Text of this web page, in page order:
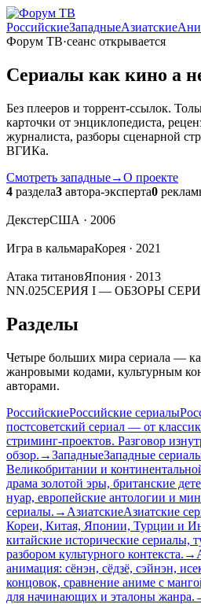
РоссийскиеЗападныеАзиатские
Форум ТВ·сеанс открывается
Сериалы как кино а
Без плееров и торрент-ссылок.
карточки от энциклопедиста,
журналиста, разборы сценарной
ВГИКа.
Смотреть западные→О проекте
4 раздела3 автора-эксперта0
ДекстерСША · 2006
Игра в кальмараКорея · 2021
Атака титановЯпония · 2013
NN.025СЕРИЯ I — ОБЗОРЫ
Разделы
Четыре больших мира сериала —
жанровыми кодами, культурным
авторами.
РоссийскиеРоссийские сериалы
постсоветский сериал — от
стриминг-проектов. Разговор
обзор. →ЗападныеЗападные
Великобритании и
драма золотой эры, британские
нуар, европейские антологии и
сериалы. → АзиатскиеАзиатские
Кореи, Китая, Японии, Турции и
китайские исторические сериалы,
разбором культурного контекста. →
анимация: сёнэн, сёдзё, сэйнэн,
концовок, сравнение аниме с
для начинающих и эталоны жанра.